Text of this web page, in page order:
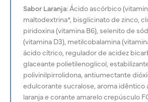
Sabor Laranja:Ácido ascórbico
maltodextrina*, bisglicinato de zinco,
piridoxina (vitamina B6), selenito de
(vitamina D3), metilcobalamina
ácido cítrico, regulador de acidez
glaceante polietilenoglicol,
polivinilpirrolidona, antiumectante
edulcorante sucralose, aroma idêntico
laranja e corante amarelo crepúsculo